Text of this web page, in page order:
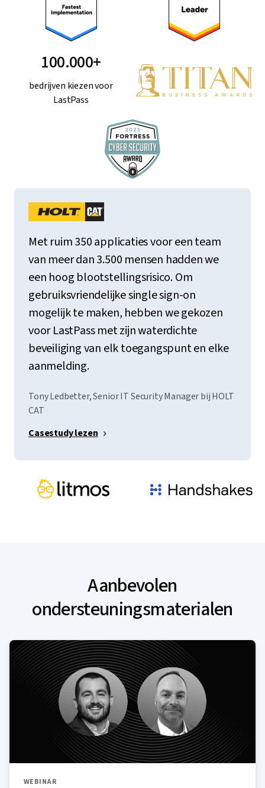
100.000+
bedrijven kiezen voor
LastPass
Met ruim 350 applicaties voor een team
van meer dan 3.500 mensen hadden we
een hoog blootstellingsrisico. Om
gebruiksvriendelijke single sign-on
mogelijk te maken, hebben we gekozen
voor LastPass met zijn waterdichte
beveiliging van elk toegangspunt en elke
aanmelding.
Tony Ledbetter, Senior IT Security Manager bij HOLT
CAT
Casestudy lezen
Aanbevolen
ondersteuningsmaterialen
WEBINAR